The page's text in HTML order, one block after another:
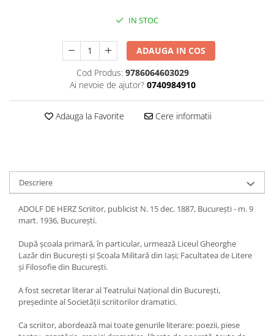
Publicistica / Reportaje / Interviuri
Sociologie si filozofie
IN STOC
ADAUGA IN COS
Cod Produs: 9786064603029
Ai nevoie de ajutor? 0740984910
Adauga la Favorite Cere informatii
Descriere
ADOLF DE HERZ Scriitor, publicist N. 15 dec. 1887, Bucureşti - m. 9
mart. 1936, Bucureşti.
După şcoala primară, în particular, urmează Liceul Gheorghe
Lazăr din Bucureşti şi Şcoala Militară din Iaşi; Facultatea de Litere
şi Filosofie din Bucureşti.
A fost secretar literar al Teatrului Naţional din Bucureşti,
preşedinte al Societăţii scriitorilor dramatici.
Ca scriitor, abordează mai toate genurile literare: poezii, piese